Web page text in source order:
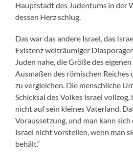
Hauptstadt des Judentums in der
dessen Herz schlug.
Das war das andere Israel, das
Existenz weiträumiger
Juden nahe, die Größe des
Ausmaßen des römischen Reiches
zu vergleichen. Die menschliche
Schicksal des Volkes Israel vollzog,
nicht auf sein kleines Vaterland.
Voraussetzung, und man kann sich
Israel nicht vorstellen, wenn man
behält.“